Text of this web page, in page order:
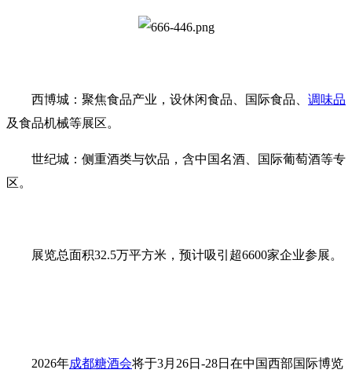
西博城‌：聚焦食品产业，设休闲食品、国际食品、 调味品
及食品机械等展区。
世纪城‌：侧重酒类与饮品，含中国名酒、国际葡萄酒等专
区‌。
展览总面积32.5万平方米，预计吸引超6600家企业参展‌。
2026年成都糖酒会将于‌3月26日-28日‌在‌中国西部国际博览